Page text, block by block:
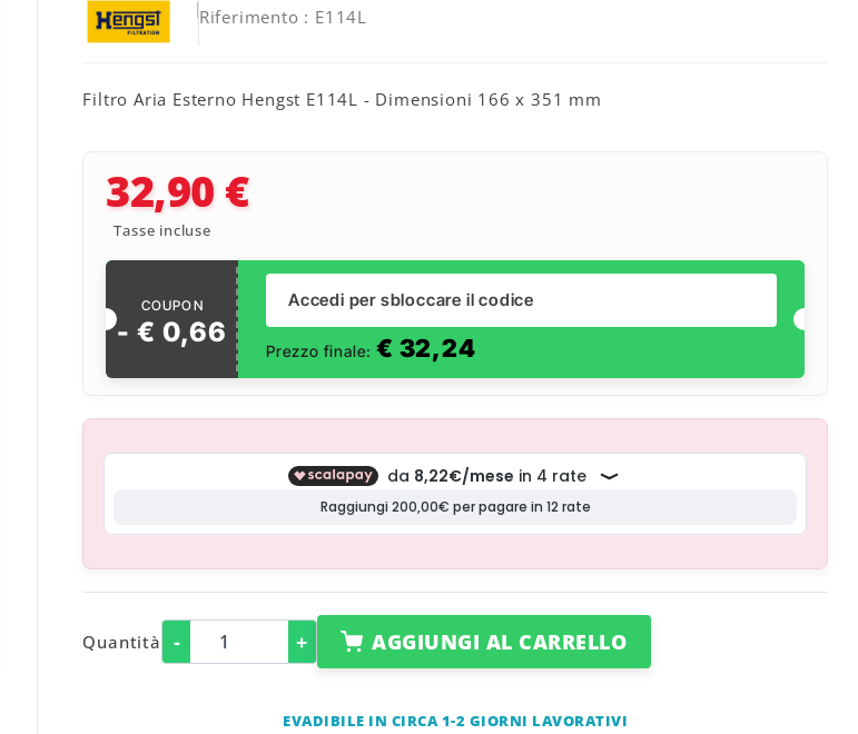
Riferimento : E114L
Filtro Aria Esterno Hengst E114L - Dimensioni 166 x 351 mm
32,90 €
Tasse incluse
COUPON
- € 0,66
Accedi per sbloccare il codice
Prezzo finale: € 32,24
Quantità - + AGGIUNGI AL CARRELLO
EVADIBILE IN CIRCA 1-2 GIORNI LAVORATIVI